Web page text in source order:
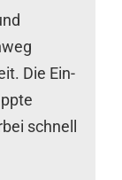
Die Ein-
schnell